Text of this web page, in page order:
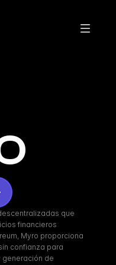
que
financieros
Myro proporciona
confianza para
generación de